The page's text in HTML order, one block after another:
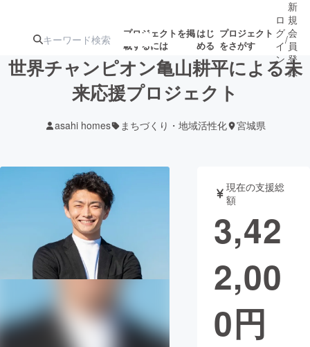
プロジェクトを掲
載するには
はじ
める
プロジェクト
をさがす
ターン
ジェクト
募集終了が近いプ
ロジェクト
もうすぐ公開
されます
アート・写真 音楽
テクノロジー・ガジェット ゲーム・サ
映像・映画
まちづくり・地域活性化
ロ
グ
イ
ン
/
新
規
会
員
登
録
世界チャンピオン亀山耕平による未
来応援プロジェクト
asahi homes まちづくり・地域活性化 宮城県
現在の支援総
額
3,42
2,00
0円